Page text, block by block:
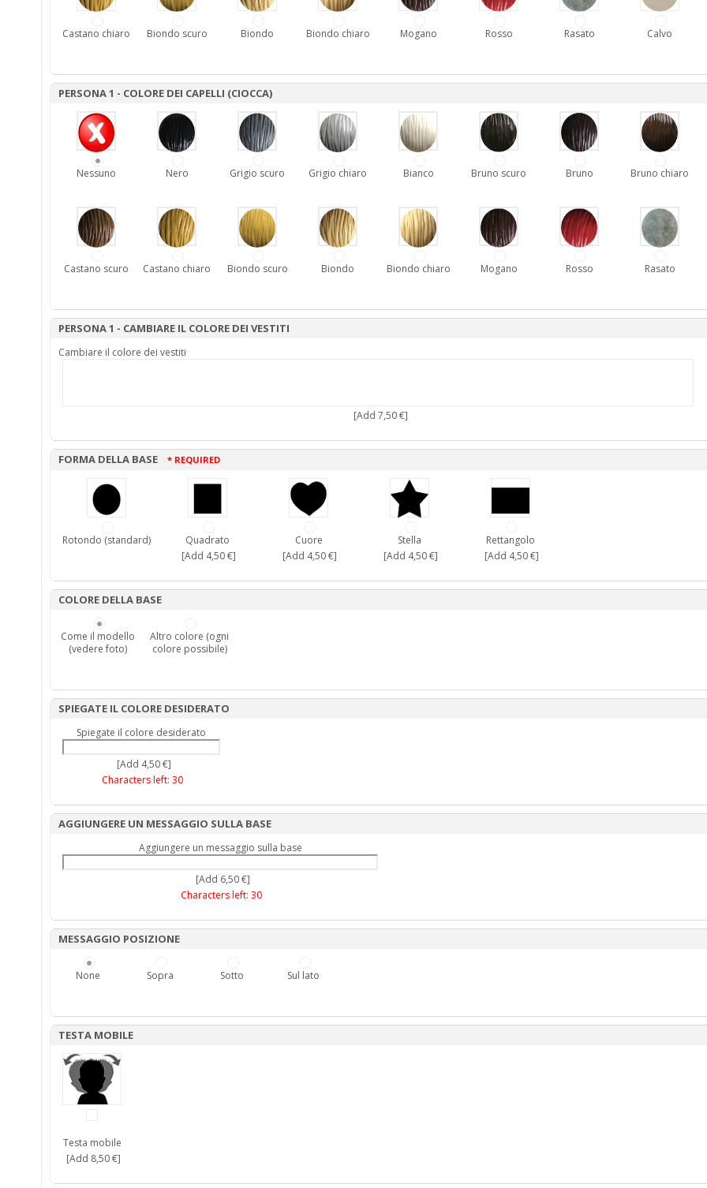
Castano chiaro Biondo scuro Biondo Biondo chiaro Mogano Rosso Rasato Calvo
PERSONA 1 - COLORE DEI CAPELLI (CIOCCA)
Nessuno Nero Grigio scuro Grigio chiaro Bianco Bruno scuro Bruno Bruno chiaro
Castano scuro Castano chiaro Biondo scuro Biondo Biondo chiaro Mogano Rosso Rasato
PERSONA 1 - CAMBIARE IL COLORE DEI VESTITI
Cambiare il colore dei vestiti
[Add 7,50 €]
FORMA DELLA BASE * REQUIRED
Rotondo (standard)
Quadrato
[Add 4,50 €]
Cuore
[Add 4,50 €]
Stella
[Add 4,50 €]
Rettangolo
[Add 4,50 €]
COLORE DELLA BASE
Come il modello
(vedere foto)
Altro colore (ogni
colore possibile)
SPIEGATE IL COLORE DESIDERATO
Spiegate il colore desiderato
[Add 4,50 €]
Characters left: 30
AGGIUNGERE UN MESSAGGIO SULLA BASE
Aggiungere un messaggio sulla base
[Add 6,50 €]
Characters left: 30
MESSAGGIO POSIZIONE
None Sopra Sotto Sul lato
TESTA MOBILE
Testa mobile
[Add 8,50 €]